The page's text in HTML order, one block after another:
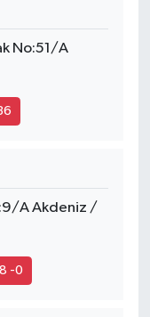
No:51/A
A Akdeniz /
-0